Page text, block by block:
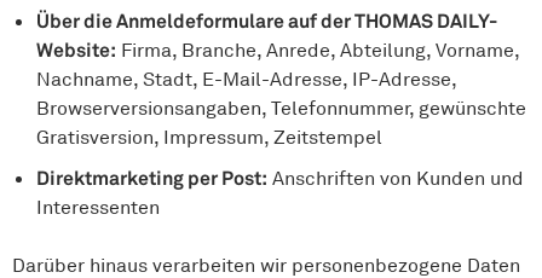
Über die Anmeldeformulare auf der THOMAS DAILY-
Website: Firma, Branche, Anrede, Abteilung, Vorname,
Nachname, Stadt, E-Mail-Adresse, IP-Adresse,
Browserversionsangaben, Telefonnummer, gewünschte
Gratisversion, Impressum, Zeitstempel
Direktmarketing per Post: Anschriften von Kunden und
Interessenten
Darüber hinaus verarbeiten wir personenbezogene Daten